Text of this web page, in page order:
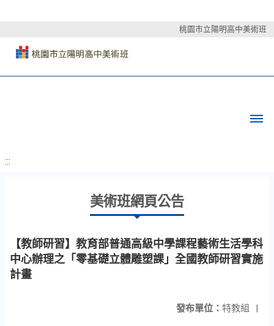
桃園市立陽明高中美術班
:::
美術班網頁公告
【教師研習】教育部普通高級中學課程藝術生活學科
中心辦理之「零基礎立體雕塑課」全國教師研習實施
計畫
發布單位： 特教組 |